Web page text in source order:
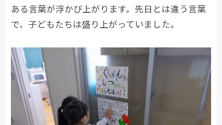
ある言葉が浮かび上がります。先日とは違う言葉
で、子どもたちは盛り上がっていました。